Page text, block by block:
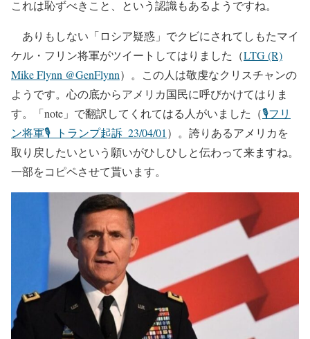
これは恥ずべきこと、という認識もあるようですね。
ありもしない「ロシア疑惑」でクビにされてしもたマイ
ケル・フリン将軍がツイートしてはりました（LTG (R)
Mike Flynn @GenFlynn）。この人は敬虔なクリスチャンの
ようです。心の底からアメリカ国民に呼びかけてはりま
す。「note」で翻訳してくれてはる人がいました（🎙️フリ
ン将軍🎙️_トランプ起訴_23/04/01 ）。誇りあるアメリカを
取り戻したいという願いがひしひしと伝わって来ますね。
一部をコピペさせて貰います。